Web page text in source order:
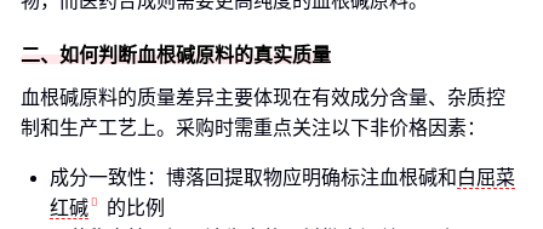
二、如何判断血根碱原料的真实质量
血根碱原料的质量差异主要体现在有效成分含量、杂质控
制和生产工艺上。采购时需重点关注以下非价格因素：
成分一致性：博落回提取物应明确标注血根碱和 白屈菜
红碱
的比例